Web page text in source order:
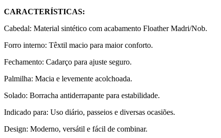
CARACTERÍSTICAS:
Cabedal: Material sintético com acabamento Floather Madri/Nob.
Forro interno: Têxtil macio para maior conforto.
Fechamento: Cadarço para ajuste seguro.
Palmilha: Macia e levemente acolchoada.
Solado: Borracha antiderrapante para estabilidade.
Indicado para: Uso diário, passeios e diversas ocasiões.
Design: Moderno, versátil e fácil de combinar.